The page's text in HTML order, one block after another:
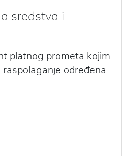
sredstva i
platnog prometa kojim
određena